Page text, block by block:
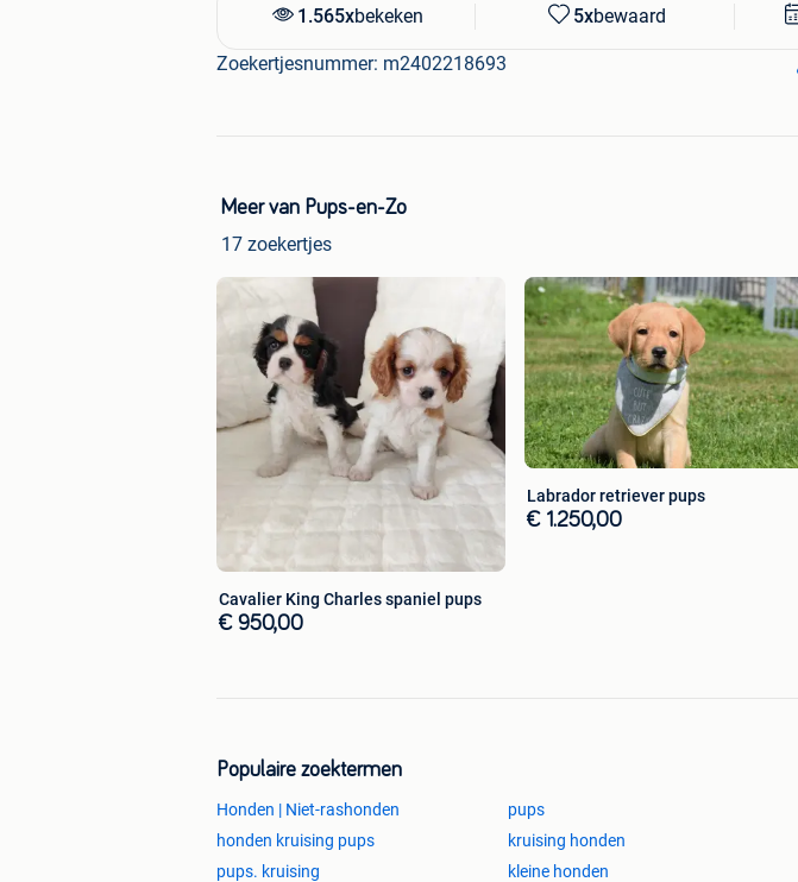
1.565xbekeken 5xbewaard
Zoekertjesnummer: m2402218693
Meer van Pups-en-Zo
17 zoekertjes
Cavalier King Charles spaniel pups
€ 950,00
Labrador retriever pups
€ 1.250,00
Populaire zoektermen
Honden | Niet-rashonden pups
honden kruising pups
kruising honden
pups. kruising
kleine honden